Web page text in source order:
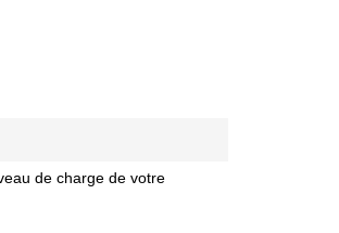
de charge de votre